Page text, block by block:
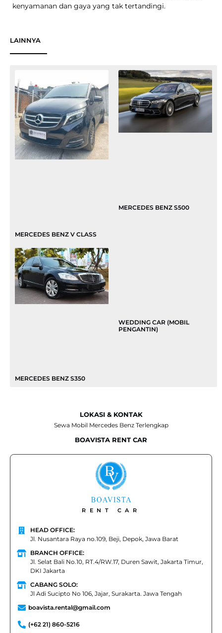
kenyamanan dan gaya yang tak tertandingi.
LAINNYA
MERCEDES BENZ V CLASS
MERCEDES BENZ S500
MERCEDES BENZ S350
WEDDING CAR (MOBIL
PENGANTIN)
LOKASI & KONTAK
Sewa Mobil Mercedes Benz Terlengkap
BOAVISTA RENT CAR
RENT CAR
HEAD OFFICE:
Jl. Nusantara Raya no.109, Beji, Depok, Jawa Barat
BRANCH OFFICE:
Jl. Selat Bali No.10, RT.4/RW.17, Duren Sawit, Jakarta Timur,
DKI Jakarta
CABANG SOLO:
Jl Adi Sucipto No 106, Jajar, Surakarta. Jawa Tengah
boavista.rental@gmail.com
(+62 21) 860-5216